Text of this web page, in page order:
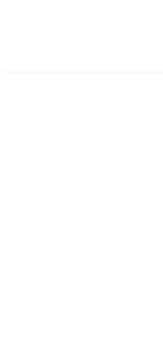
Ürün resmi
Ürün
Ürün
Ürün fiyatı diğer
Bu ürüne